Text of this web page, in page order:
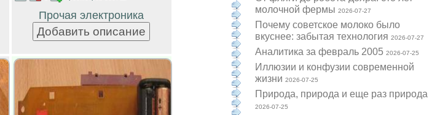
молочной фермы2026-07-27
Почему советское молоко было
вкуснее: забытая технология2026-07-27
Аналитика за февраль 20052026-07-25
Иллюзии и конфузии современной
жизни2026-07-25
Природа, природа и еще раз природа
2026-07-25
Прочая электроника